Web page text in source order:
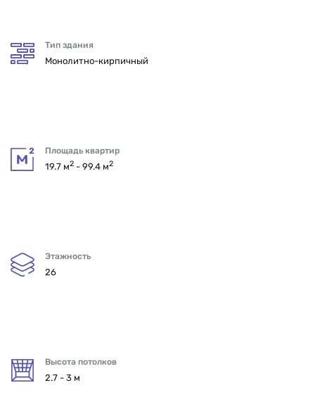
Тип здания
Монолитно-кирпичный
Площадь квартир
19.7 м2 - 99.4 м2
Этажность
26
Высота потолков
2.7 - 3 м